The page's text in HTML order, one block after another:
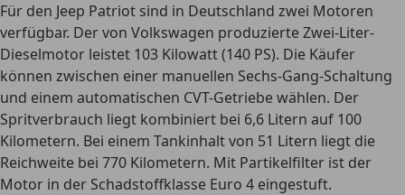
Für den Jeep Patriot sind in Deutschland zwei Motoren
verfügbar. Der von Volkswagen produzierteZwei-Liter-
Dieselmotor leistet 103 Kilowatt (140 PS). Die Käufer
können zwischen einer manuellen Sechs-Gang-Schaltung
und einem automatischen CVT-Getriebe wählen. Der
Spritverbrauch liegt kombiniert bei 6,6 Litern auf 100
Kilometern. Bei einem Tankinhalt von 51 Litern liegt die
Reichweite bei 770 Kilometern. Mit Partikelfilter ist der
Motor in der Schadstoffklasse Euro 4 eingestuft.